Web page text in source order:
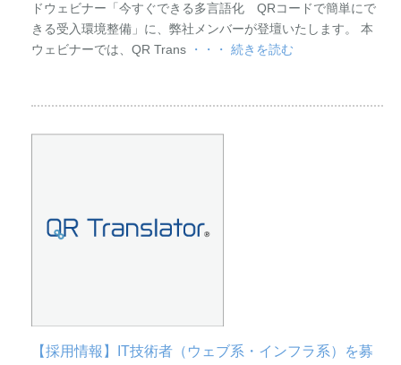
ドウェビナー「今すぐできる多言語化 QRコードで簡単にで
きる受入環境整備」に、弊社メンバーが登壇いたします。 本
ウェビナーでは、QR Trans
・・・ 続きを読む
【採用情報】IT技術者（ウェブ系・インフラ系）を募